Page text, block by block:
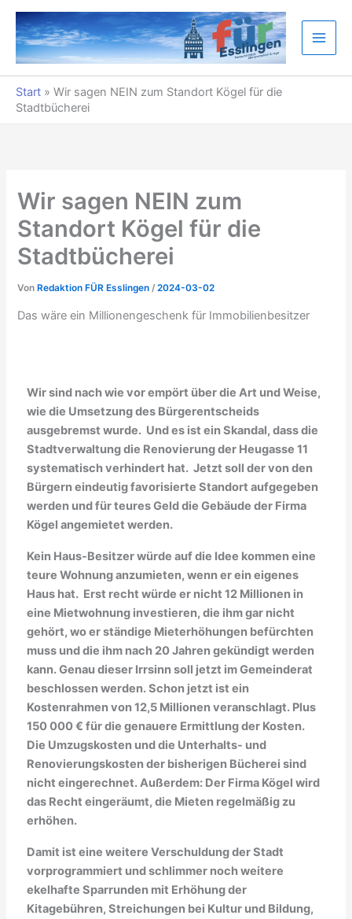
Zum
Inhalt
springen
Start » Wir sagen NEIN zum Standort Kögel für die
Stadtbücherei
Wir sagen NEIN zum
Standort Kögel für die
Stadtbücherei
Von Redaktion FÜR Esslingen/2024-03-02
Das wäre ein Millionengeschenk für Immobilienbesitzer
Wir sind nach wie vor empört über die Art und Weise,
wie die Umsetzung des Bürgerentscheids
ausgebremst wurde. Und es ist ein Skandal, dass die
Stadtverwaltung die Renovierung der Heugasse 11
systematisch verhindert hat. Jetzt soll der von den
Bürgern eindeutig favorisierte Standort aufgegeben
werden und für teures Geld die Gebäude der Firma
Kögel angemietet werden.
Kein Haus-Besitzer würde auf die Idee kommen eine
teure Wohnung anzumieten, wenn er ein eigenes
Haus hat. Erst recht würde er nicht 12 Millionen in
eine Mietwohnung investieren, die ihm gar nicht
gehört, wo er ständige Mieterhöhungen befürchten
muss und die ihm nach 20 Jahren gekündigt werden
kann. Genau dieser Irrsinn soll jetzt im Gemeinderat
beschlossen werden. Schon jetzt ist ein
Kostenrahmen von 12,5 Millionen veranschlagt. Plus
150 000 € für die genauere Ermittlung der Kosten.
Die Umzugskosten und die Unterhalts- und
Renovierungskosten der bisherigen Bücherei sind
nicht eingerechnet. Außerdem: Der Firma Kögel wird
das Recht eingeräumt, die Mieten regelmäßig zu
erhöhen.
Damit ist eine weitere Verschuldung der Stadt
vorprogrammiert und schlimmer noch weitere
ekelhafte Sparrunden mit Erhöhung der
Kitagebühren, Streichungen bei Kultur und Bildung,